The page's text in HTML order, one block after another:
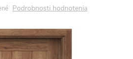
Podrobnosti hodnotenia